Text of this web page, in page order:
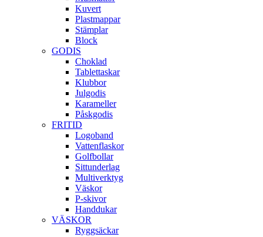
Kuvert
Plastmappar
Stämplar
Block
GODIS
Choklad
Tablettaskar
Klubbor
Julgodis
Karameller
Påskgodis
FRITID
Logoband
Vattenflaskor
Golfbollar
Sittunderlag
Multiverktyg
Väskor
P-skivor
Handdukar
VÄSKOR
Ryggsäckar